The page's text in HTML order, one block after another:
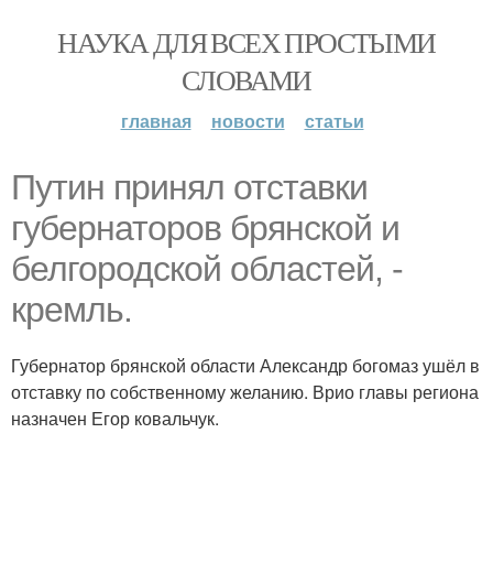
НАУКА ДЛЯ ВСЕХ ПРОСТЫМИ
СЛОВАМИ
главная новости статьи
Путин принял отставки
губернаторов брянской и
белгородской областей, -
кремль.
Губернатор брянской области Александр богомаз ушёл в
отставку по собственному желанию. Врио главы региона
назначен Егор ковальчук.